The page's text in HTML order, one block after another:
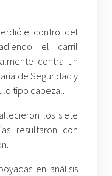
el control del
el carril
contra un
de Seguridad y
tipo cabezal.
los siete
resultaron con
en análisis